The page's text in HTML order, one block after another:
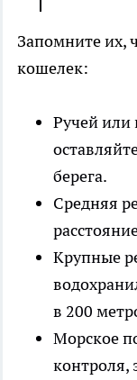
Запомните их,
кошелек:
Ручей или
берега.
Средняя
Крупные
в 200
Морское
контроля,